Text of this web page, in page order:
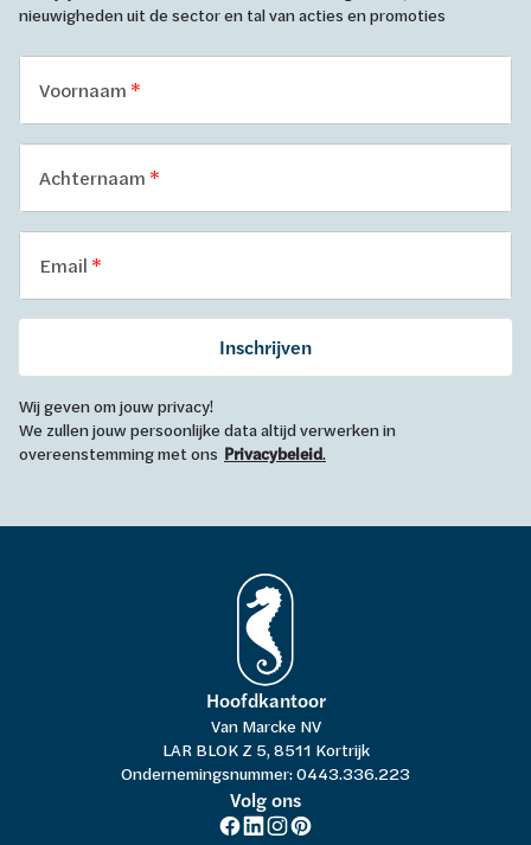
nieuwigheden uit de sector en tal van acties en promoties
Voornaam
Achternaam
Email
Inschrijven
Wij geven om jouw privacy!
We zullen jouw persoonlijke data altijd verwerken in
overeenstemming met ons Privacybeleid.
Hoofdkantoor
Van Marcke NV
LAR BLOK Z 5, 8511 Kortrijk
Ondernemingsnummer: 0443.336.223
Volg ons